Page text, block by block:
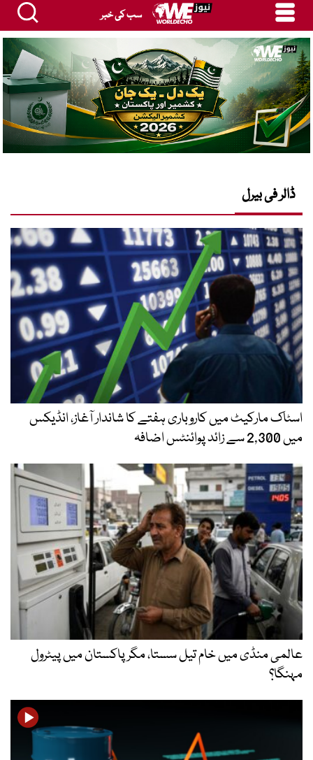
سب کی خبر
ڈالر فی بیرل
اسٹاک مارکیٹ میں کاروباری ہفتے کا شاندار آغاز، انڈیکس
میں 2,300 سے زائد پوائنٹس اضافہ
عالمی منڈی میں خام تیل سستا، مگر پاکستان میں پیٹرول
مہنگا؟